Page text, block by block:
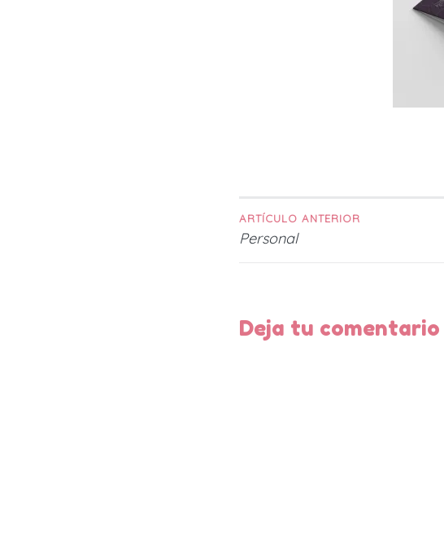
Navegación
entradas
ARTÍCULO ANTERIOR
Personal
Deja tu comentario